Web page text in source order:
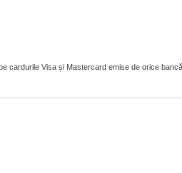
Visa și Mastercard emise de orice